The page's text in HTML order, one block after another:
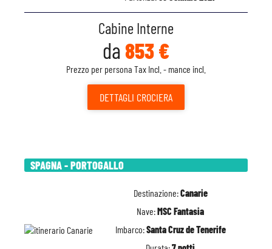
Cabine Interne
da 853 €
Prezzo per persona Tax Incl. - mance incl.
DETTAGLI CROCIERA
SPAGNA - PORTOGALLO
Destinazione:Canarie
Nave:MSC Fantasia
Imbarco:Santa Cruz de Tenerife